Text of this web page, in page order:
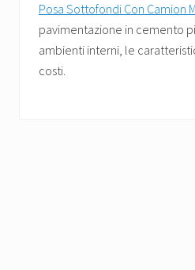
Posa Sottofondi Con Camion
pavimentazione in cemento
ambienti interni, le
costi.